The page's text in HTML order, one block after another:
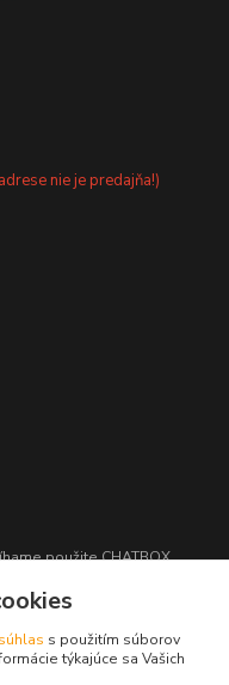
nie je predajňa!)
použite CHATBOX
súhlas s použitím súborov
týkajúce sa Vašich